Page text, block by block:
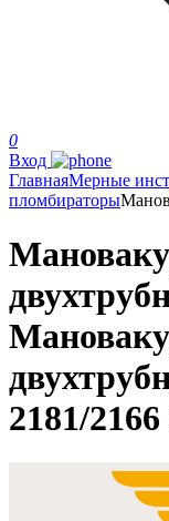
0
Вход
ГлавнаяМерные
пломбираторы
2181/